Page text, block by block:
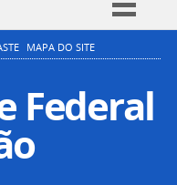
Simplifique!
Participe
Acesso à informação
Legislação
MAPA DO SITE
Federal